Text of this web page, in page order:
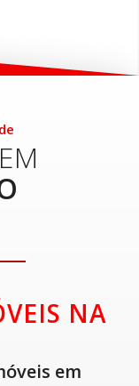
NA
em